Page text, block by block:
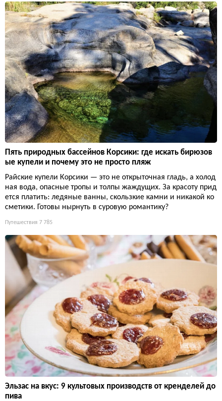
Пять природных бассейнов Корсики: где искать бирюзов
ые купели и почему это не просто пляж
Райские купели Корсики — это не открыточная гладь, а холод
ная вода, опасные тропы и толпы жаждущих. За красоту прид
ется платить: ледяные ванны, скользкие камни и никакой ко
сметики. Готовы нырнуть в суровую романтику?
Путешествия 7 785
Эльзас на вкус: 9 культовых производств от кренделей до
пива